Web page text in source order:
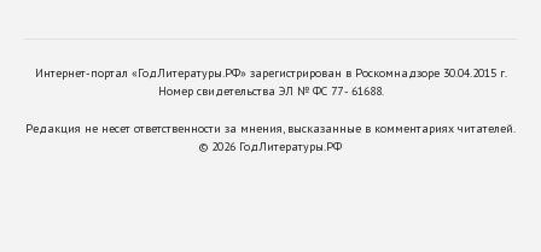
Интернет-портал «ГодЛитературы.РФ» зарегистрирован в Роскомнадзоре 30.04.2015 г.
Номер свидетельства ЭЛ № ФС 77 - 61688.
Редакция не несет ответственности за мнения, высказанные в комментариях читателей.
© 2026 ГодЛитературы.РФ